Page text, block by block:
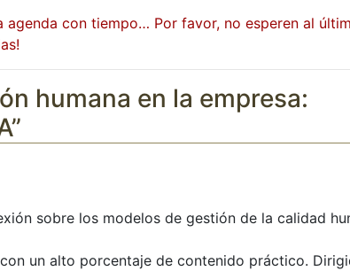
con tiempo… Por favor, no esperen al
humana en la empresa:
sobre los modelos de gestión de la calidad
un alto porcentaje de contenido práctico.